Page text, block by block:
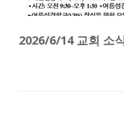
2026/6/14 교회 소